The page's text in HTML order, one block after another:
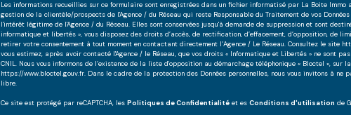
Les informations recueillies sur ce formulaire sont enregistrées dans un fichier informatisé par La Boite
gestion de la clientèle/prospects de l'Agence / du Réseau qui reste Responsable du Traitement de vos
l'intérêt légitime de l'Agence / du Réseau. Elles sont conservées jusqu'à demande de suppression et sont
informatique et libertés », vous disposez des droits d’accès, de rectification, d’effacement, d’opposition, de
retirer votre consentement à tout moment en contactant directement l’Agence / Le Réseau. Consultez le site
vous estimez, après avoir contacté l'Agence / le Réseau, que vos droits « Informatique et Libertés » ne sont
CNIL. Nous vous informons de l’existence de la liste d'opposition au démarchage téléphonique « Bloctel », sur
https://www.bloctel.gouv.fr. Dans le cadre de la protection des Données personnelles, nous vous invitons à ne
libre.
Ce site est protégé par reCAPTCHA, les Politiques de Confidentialitéet es Conditions d'utilisation de